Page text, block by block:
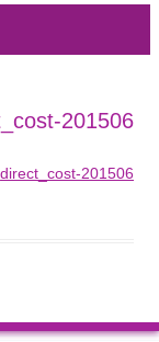
201506-direct_cost
201506-direct_cost